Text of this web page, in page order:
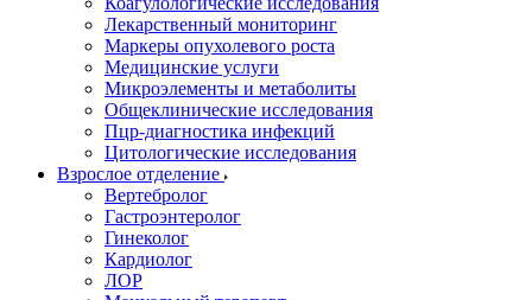
Лекарственный мониторинг
Маркеры опухолевого роста
Медицинские услуги
Микроэлементы и метаболиты
Общеклинические исследования
Пцр-диагностика инфекций
Цитологические исследования
Взрослое отделение
Вертебролог
Гастроэнтеролог
Гинеколог
Кардиолог
ЛОР